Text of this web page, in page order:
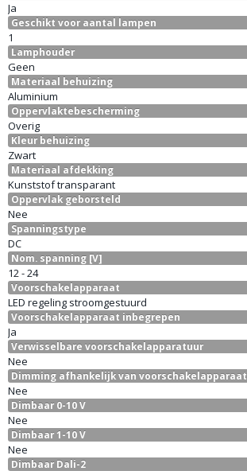
Ja
Geschikt voor aantal lampen
1
Lamphouder
Geen
Materiaal behuizing
Aluminium
Oppervlaktebescherming
Overig
Kleur behuizing
Zwart
Materiaal afdekking
Kunststof transparant
Oppervlak geborsteld
Nee
Spanningstype
DC
Nom. spanning [V]
12 - 24
Voorschakelapparaat
LED regeling stroomgestuurd
Voorschakelapparaat inbegrepen
Ja
Verwisselbare voorschakelapparatuur
Nee
Dimming afhankelijk van voorschakelapparaat
Nee
Dimbaar 0-10 V
Nee
Dimbaar 1-10 V
Nee
Dimbaar Dali-2